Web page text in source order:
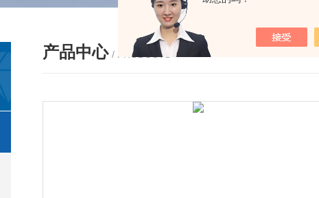
产品中心 / PRODUCTS